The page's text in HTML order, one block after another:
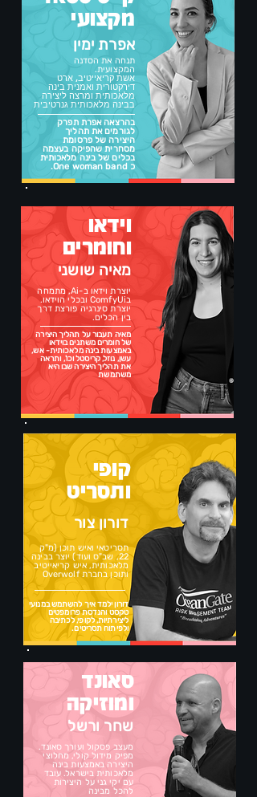
מקצועי
אפרת ימין
תנחה את הסדנה
המקצועית.
אשת קריאייטיב, ארט
דירקטורית ואמנית בינה
מלאכותית ומרצה ליצירה
בבינה מלאכותית גנרטיבית
בהרצאה אפרת תפרק
לגורמים את תהליך
היצירה של פרסומת
מסחרית שהפיקה בעצמה
בכלים של בינה מלאכותית
כ One woman band.
וידאו
וחומרים
מאיה שושני
יוצרת וידאו ב-Ai, מתמחה
בComfyUi ובכלי הוידאו.
יוצרת סינרגיה פורצת דרך
בין הכלים.
מאיה תעבור על תהליך היצירה
של חומרים משתנים בוידאו
באמצעות בינה מלאכותית- אש,
עשן, נוזל, קריסטל וכו', ותראה
את תהליך היצירה שבו היא
משתמשת
קופי
ותסריט
דורון צור
תסריטאי ואיש תוכן (מ"ק
22, שב"ס ועוד) יוצר בבינה
מלאכותית, איש קריאייטיב
ותוכן בחברת Overwolf
דורון ילמד איך להשתמש במנועי
טקסט והנדסת פרומפטים
ליצירתיות, לקופי, לכתיבה
ולפיתוח תסריטים.
סאונד
ומוזיקה
שחר ורשל
מעצב פסקול ועורך סאונד.
מפיק מידול קולי, מחלוצי
היצירה באמצעות בינה
מלאכותית בישראל. עובד
עם יקי גני על היצירות
להכל מבינה